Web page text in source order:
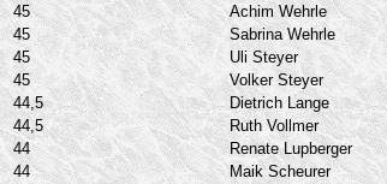
45
Achim Wehrle
45
Sabrina Wehrle
45
Uli Steyer
45
Volker Steyer
44,5
Dietrich Lange
44,5
Ruth Vollmer
44
Renate Lupberger
44
Maik Scheurer